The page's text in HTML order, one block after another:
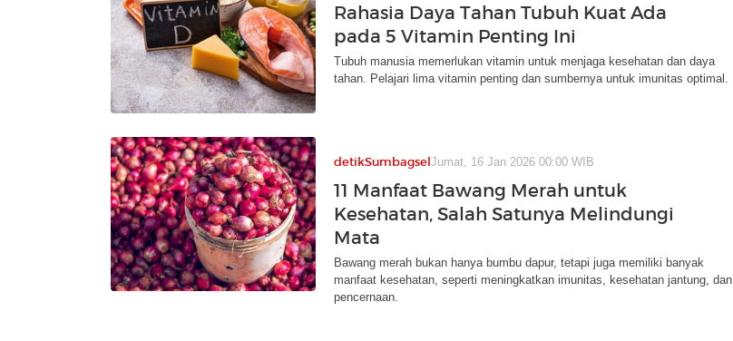
Rahasia Daya Tahan Tubuh Kuat Ada
pada 5 Vitamin Penting Ini
Tubuh manusia memerlukan vitamin untuk menjaga kesehatan dan daya
tahan. Pelajari lima vitamin penting dan sumbernya untuk imunitas optimal.
detikSumbagselJumat, 16 Jan 2026 00:00 WIB
11 Manfaat Bawang Merah untuk
Kesehatan, Salah Satunya Melindungi
Mata
Bawang merah bukan hanya bumbu dapur, tetapi juga memiliki banyak
manfaat kesehatan, seperti meningkatkan imunitas, kesehatan jantung, dan
pencernaan.